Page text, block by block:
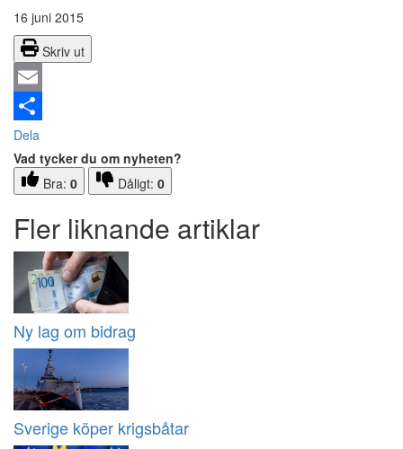
16 juni 2015
Skriv ut
Email
Dela
Vad tycker du om nyheten?
Bra: 0 Dåligt: 0
Fler liknande artiklar
Ny lag om bidrag
Sverige köper krigsbåtar